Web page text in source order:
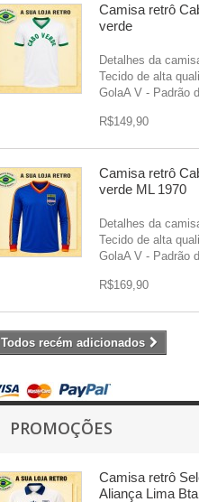
Camisa retrô
verde
Detalhes da
Tecido de alta
GolaA V - Padrão
R$149,90
Camisa retrô
verde ML 1970
Detalhes da
Tecido de alta
GolaA V - Padrão
R$169,90
Todos recém adicionados
PROMOÇÕES
Camisa retrô
Aliança Lima